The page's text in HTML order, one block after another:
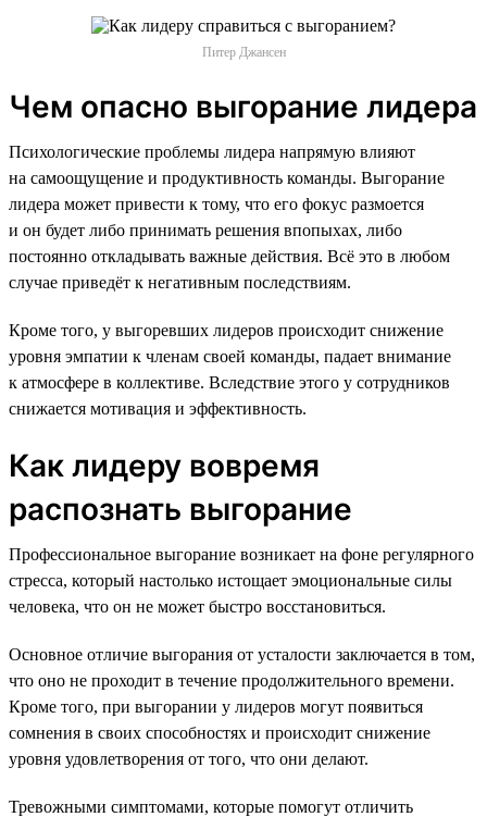
Питер Джансен
Чем опасно выгорание лидера
Психологические проблемы лидера напрямую влияют
на самоощущение и продуктивность команды. Выгорание
лидера может привести к тому, что его фокус размоется
и он будет либо принимать решения впопыхах, либо
постоянно откладывать важные действия. Всё это в любом
случае приведёт к негативным последствиям.
Кроме того, у выгоревших лидеров происходит снижение
уровня эмпатии к членам своей команды, падает внимание
к атмосфере в коллективе. Вследствие этого у сотрудников
снижается мотивация и эффективность.
Как лидеру вовремя
распознать выгорание
Профессиональное выгорание возникает на фоне регулярного
стресса, который настолько истощает эмоциональные силы
человека, что он не может быстро восстановиться.
Основное отличие выгорания от усталости заключается в том,
что оно не проходит в течение продолжительного времени.
Кроме того, при выгорании у лидеров могут появиться
сомнения в своих способностях и происходит снижение
уровня удовлетворения от того, что они делают.
Тревожными симптомами, которые помогут отличить